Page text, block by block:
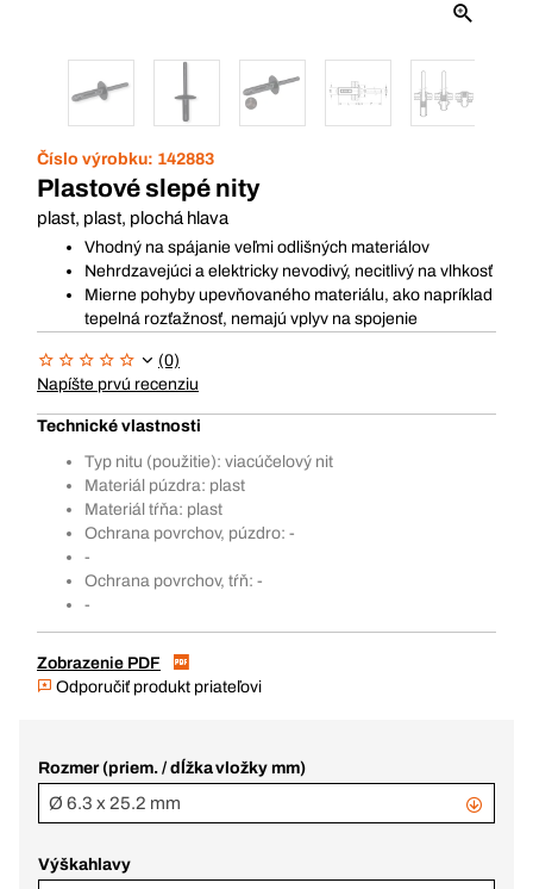
Číslo výrobku: 142883
Plastové slepé nity
plast, plast, plochá hlava
Vhodný na spájanie veľmi odlišných materiálov
Nehrdzavejúci a elektricky nevodivý, necitlivý na vlhkosť
Mierne pohyby upevňovaného materiálu, ako napríklad
tepelná rozťažnosť, nemajú vplyv na spojenie
(0)
Napíšte prvú recenziu
Technické vlastnosti
Typ nitu (použitie): viacúčelový nit
Materiál púzdra: plast
Materiál tŕňa: plast
Ochrana povrchov, púzdro: -
-
Ochrana povrchov, tŕň: -
-
Zobrazenie PDF
Odporučiť produkt priateľovi
Rozmer (priem. / dĺžka vložky mm)
Ø 6.3 x 25.2 mm
Výškahlavy